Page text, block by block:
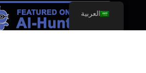
العربية